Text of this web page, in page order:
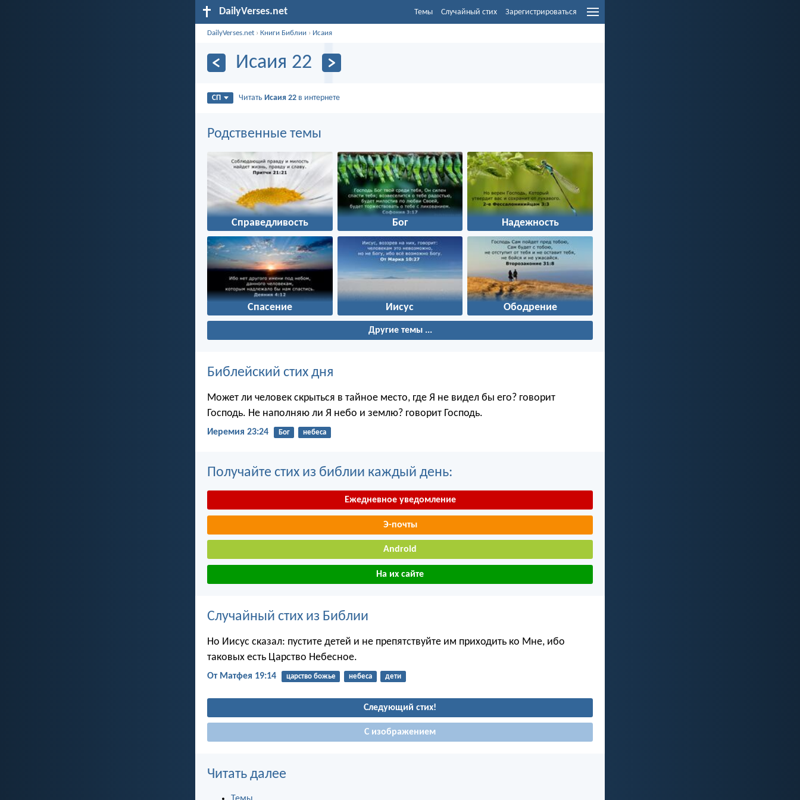
DailyVerses.net Темы Случайный стих Зарегистрироваться
DailyVerses.net ›Книги Библии › Исаия
Исаия 22
СП Читать Исаия 22 в интернете
Родственные темы
Справедливость Бог Надежность
Спасение Иисус Ободрение
Другие темы ...
Библейский стих дня
Может ли человек скрыться в тайное место, где Я не видел бы его? говорит
Господь. Не наполняю ли Я небо и землю? говорит Господь.
Иеремия 23:24 Бог небеса
Получайте стих из библии каждый день:
Ежедневное уведомление
Э-почты
Android
На их сайте
Случайный стих из Библии
Но Иисус сказал: пустите детей и не препятствуйте им приходить ко Мне, ибо
таковых есть Царство Небесное.
От Матфея 19:14 царство божье небеса дети
Следующий стих!
С изображением
Читать далее